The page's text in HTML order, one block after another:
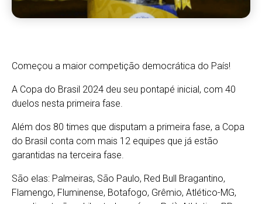
Começou a maior competição democrática do País!
A Copa do Brasil 2024 deu seu pontapé inicial, com 40
duelos nesta primeira fase.
Além dos 80 times que disputam a primeira fase, a Copa
do Brasil conta com mais 12 equipes que já estão
garantidas na terceira fase.
São elas: Palmeiras, São Paulo, Red Bull Bragantino,
Flamengo, Fluminense, Botafogo, Grêmio, Atlético-MG,